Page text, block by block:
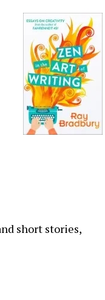
short stories,